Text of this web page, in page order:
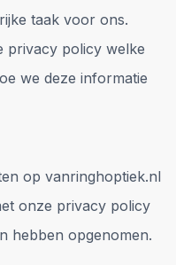
taak voor ons.
privacy policy welke
we deze informatie
op vanringhoptiek.nl
onze privacy policy
hebben opgenomen.